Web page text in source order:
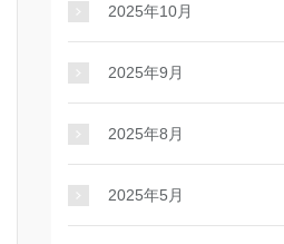
2025年10月
2025年9月
2025年8月
2025年5月